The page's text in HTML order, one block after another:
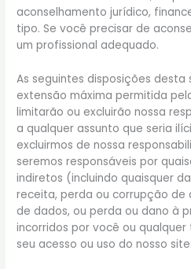
aconselhamento jurídico,
tipo. Se você precisar de
um profissional adequado.
As seguintes disposições
extensão máxima permitida
limitarão ou excluirão nossa
a qualquer assunto que seria
excluirmos de nossa
seremos responsáveis por
indiretos (incluindo quaisquer
receita, perda ou corrupção de
de dados, ou perda ou dano à
incorridos por você ou
seu acesso ou uso do nosso site.